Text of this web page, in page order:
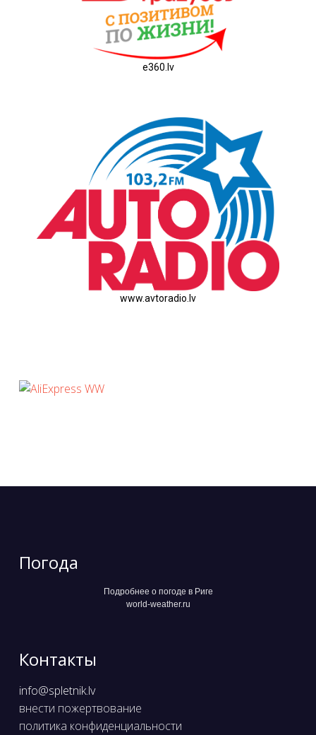
e360.lv
www.avtoradio.lv
Погода
Подробнее о погоде в Риге
world-weather.ru
Контакты
info@spletnik.lv
внести пожертвование
политика конфиденциальности